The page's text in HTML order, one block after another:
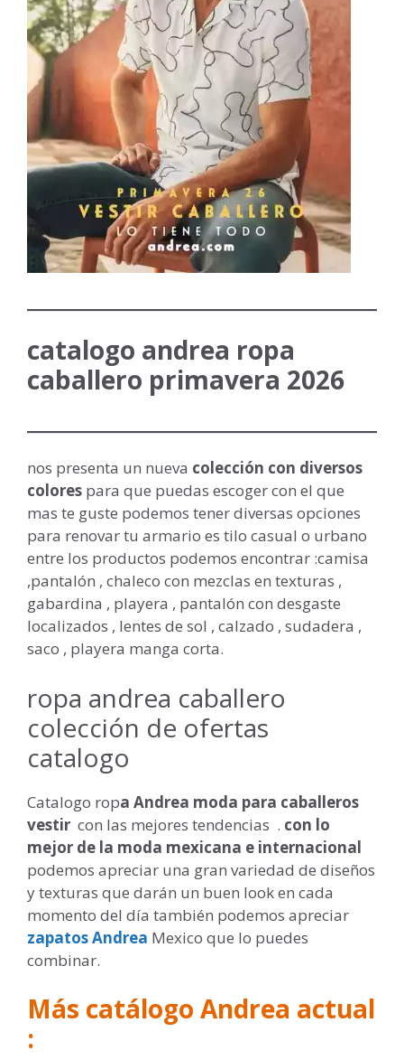
catalogo andrea ropa
caballero primavera 2026
nos presenta un nueva colección con diversos
colores para que puedas escoger con el que
mas te guste podemos tener diversas opciones
para renovar tu armario es tilo casual o urbano
entre los productos podemos encontrar :camisa
,pantalón , chaleco con mezclas en texturas ,
gabardina , playera , pantalón con desgaste
localizados , lentes de sol , calzado , sudadera ,
saco , playera manga corta.
ropa andrea caballero
colección de ofertas
catalogo
Catalogo ropa Andrea moda para caballeros
vestir con las mejores tendencias . con lo
mejor de la moda mexicana e internacional
podemos apreciar una gran variedad de diseños
y texturas que darán un buen look en cada
momento del día también podemos apreciar
zapatos Andrea Mexico que lo puedes
combinar.
Más catálogo Andrea actual
: